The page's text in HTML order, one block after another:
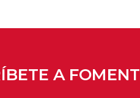
A FOMENT